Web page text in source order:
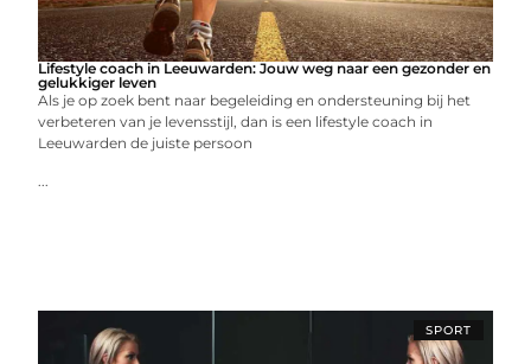
Lifestyle coach in Leeuwarden: Jouw weg naar een gezonder en
gelukkiger leven
Als je op zoek bent naar begeleiding en ondersteuning bij het
verbeteren van je levensstijl, dan is een lifestyle coach in
Leeuwarden de juiste persoon
...
SPORT